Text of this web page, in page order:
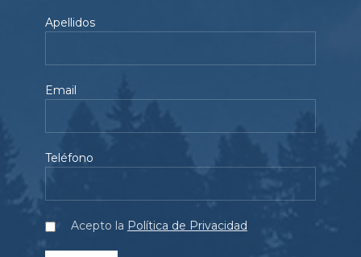
Apellidos
Email
Teléfono
Acepto la Política de Privacidad